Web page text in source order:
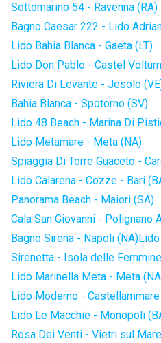
Sottomarino 54 - Ravenna (RA)
Bagno Caesar 222 - Lido
Lido Bahia Blanca - Gaeta (LT)
Lido Don Pablo - Castel
Riviera Di Levante - Jesolo
Bahia Blanca - Spotorno (SV)
Lido 48 Beach - Marina Di
Lido Metamare - Meta (NA)
Spiaggia Di Torre Guaceto -
Lido Calarena - Cozze - Bari
Panorama Beach - Maiori (SA)
Cala San Giovanni - Polignano
Bagno Sirena - Napoli (NA)
Sirenetta - Isola delle
Lido Marinella Meta - Meta
Lido Moderno -
Lido Le Macchie - Monopoli
Rosa Dei Venti - Vietri sul